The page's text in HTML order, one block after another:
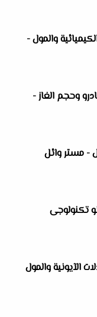
والمول -
وحجم الغاز -
- مستر وائل
تكنولوجى
الآيونية والمول